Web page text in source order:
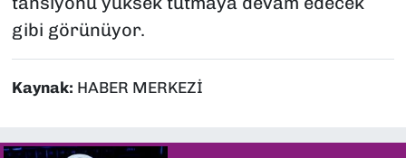
gibi görünüyor.
Kaynak: HABER MERKEZİ